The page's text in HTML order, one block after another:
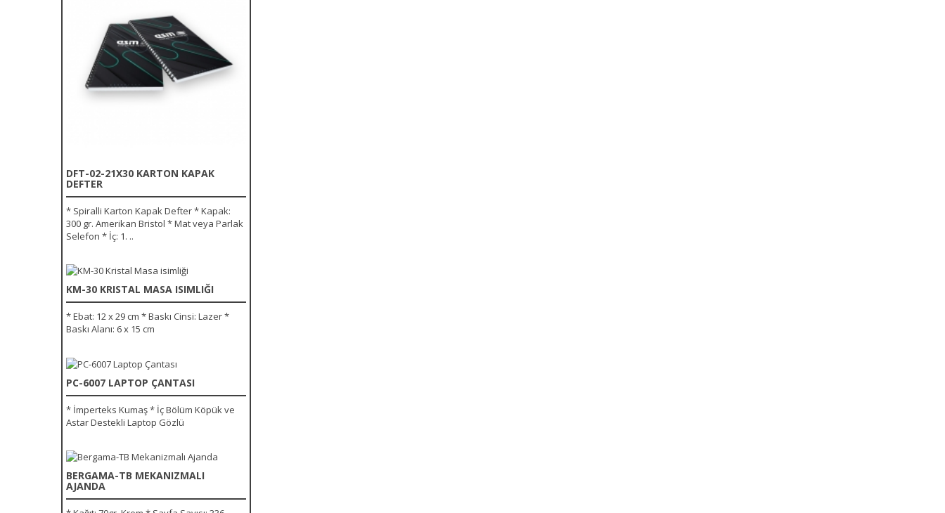
DFT-02-21X30 KARTON KAPAK
DEFTER
* Spiralli Karton Kapak Defter * Kapak:
300 gr. Amerikan Bristol * Mat veya Parlak
Selefon * İç: 1. ..
KM-30 KRISTAL MASA ISIMLIĞI
* Ebat: 12 x 29 cm * Baskı Cinsi: Lazer *
Baskı Alanı: 6 x 15 cm
PC-6007 LAPTOP ÇANTASI
* İmperteks Kumaş * İç Bölüm Köpük ve
Astar Destekli Laptop Gözlü
BERGAMA-TB MEKANIZMALI
AJANDA